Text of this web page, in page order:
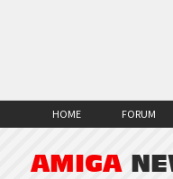
HOME FORUM
AMIGA